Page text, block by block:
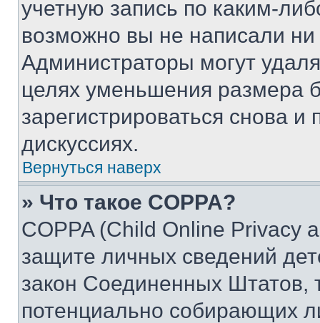
учетную запись по каким-
возможно вы не написали
Администраторы могут
целях уменьшения размера
зарегистрироваться снова и
дискуссиях.
Вернуться наверх
» Что такое COPPA?
COPPA (Child Online Privacy
защите личных сведений
закон Соединенных Штатов,
потенциально собирающих